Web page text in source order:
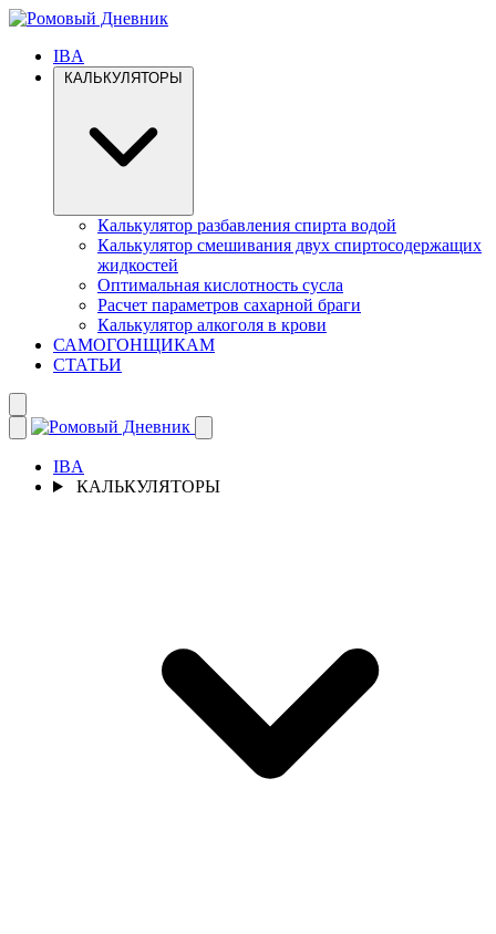
IBA
Калькулятор разбавления спирта водой
Калькулятор смешивания двух спиртосодержащих
жидкостей
Оптимальная кислотность сусла
Расчет параметров сахарной браги
Калькулятор алкоголя в крови
САМОГОНЩИКАМ
СТАТЬИ
IBA
КАЛЬКУЛЯТОРЫ